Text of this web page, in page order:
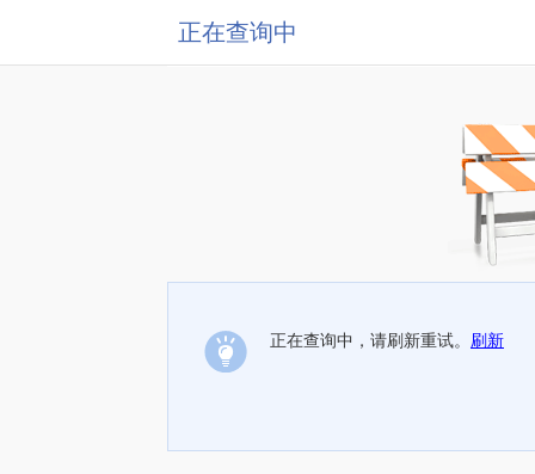
正在查询中
正在查询中，请刷新重试。 刷新